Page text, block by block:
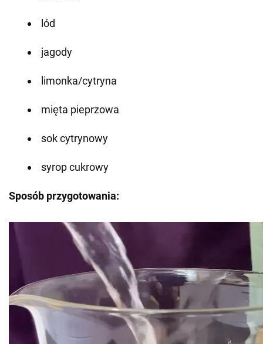
lód
jagody
limonka/cytryna
mięta pieprzowa
sok cytrynowy
syrop cukrowy
Sposób przygotowania: